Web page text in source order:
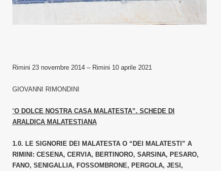
Rimini 23 novembre 2014 – Rimini 10 aprile 2021
GIOVANNI RIMONDINI
“O DOLCE NOSTRA CASA MALATESTA”. SCHEDE DI
ARALDICA MALATESTIANA
1.0. LE SIGNORIE DEI MALATESTA O “DEI MALATESTI” A
RIMINI: CESENA, CERVIA, BERTINORO, SARSINA, PESARO,
FANO, SENIGALLIA, FOSSOMBRONE, PERGOLA, JESI,